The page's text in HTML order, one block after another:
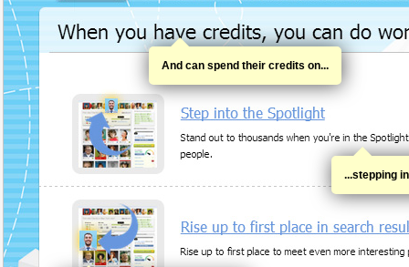
...stepping
And can spend their credits on...